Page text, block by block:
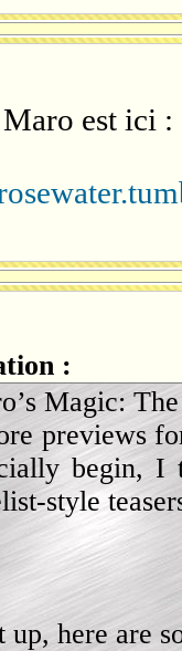
est ici :
:
Magic:
previews
begin, I
style
up, here are